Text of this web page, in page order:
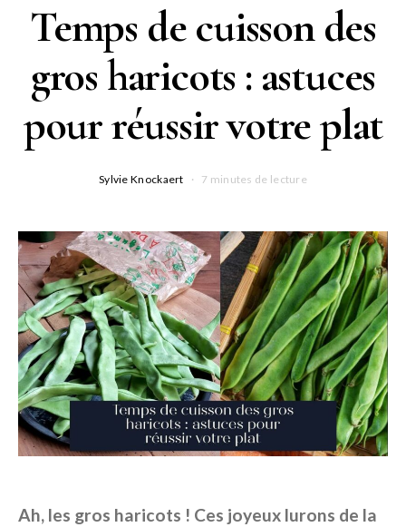
Temps de cuisson des
gros haricots : astuces
pour réussir votre plat
Sylvie Knockaert 7 minutes de lecture
Ah, les gros haricots ! Ces joyeux lurons de la